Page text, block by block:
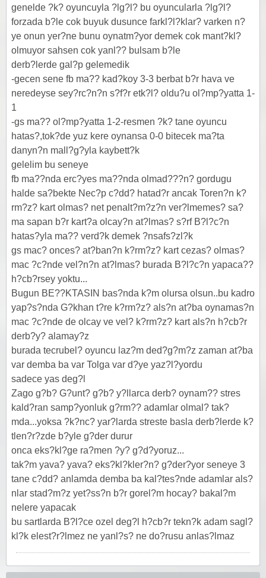
genelde ?k? oyuncuyla ?lg?l? bu oyuncularla ?lg?l?
forzada b?le cok buyuk dusunce farkl?l?klar? varken n?
ye onun yer?ne bunu oynatm?yor demek cok mant?kl?
olmuyor sahsen cok yanl?? bulsam b?le
derb?lerde gal?p gelemedik
-gecen sene fb ma?? kad?koy 3-3 berbat b?r hava ve
neredeyse sey?rc?n?n s?f?r etk?l? oldu?u ol?mp?yatta 1-
1
-gs ma?? ol?mp?yatta 1-2-resmen ?k? tane oyuncu
hatas?,tok?de yuz kere oynansa 0-0 bitecek ma?ta
danyn?n mall?g?yla kaybett?k
gelelim bu seneye
fb ma??nda erc?yes ma??nda olmad???n? gordugu
halde sa?bekte Nec?p c?dd? hatad?r ancak Toren?n k?
rm?z? kart olmas? net penalt?m?z?n ver?lmemes? sa?
ma sapan b?r kart?a olcay?n at?lmas? s?rf B?l?c?n
hatas?yla ma?? verd?k demek ?nsafs?zl?k
gs mac? onces? at?ban?n k?rm?z? kart cezas? olmas?
mac ?c?nde vel?n?n at?lmas? burada B?l?c?n yapaca??
h?cb?rsey yoktu...
Bugun BE??KTASIN bas?nda k?m olursa olsun..bu kadro
yap?s?nda G?khan t?re k?rm?z? als?n at?ba oynamas?n
mac ?c?nde de olcay ve vel? k?rm?z? kart als?n h?cb?r
derb?y? alamay?z
burada tecrubel? oyuncu laz?m ded?g?m?z zaman at?ba
var demba ba var Tolga var d?ye yaz?l?yordu
sadece yas deg?l
Zago g?b? G?unt? g?b? y?llarca derb? oynam?? stres
kald?ran samp?yonluk g?rm?? adamlar olmal? tak?
mda...yoksa ?k?nc? yar?larda streste basla derb?lerde k?
tlen?r?zde b?yle g?der durur
onca eks?kl?ge ra?men ?y? g?d?yoruz...
tak?m yava? yava? eks?kl?kler?n? g?der?yor seneye 3
tane c?dd? anlamda demba ba kal?tes?nde adamlar als?
nlar stad?m?z yet?ss?n b?r gorel?m hocay? bakal?m
nelere yapacak
bu sartlarda B?l?ce ozel deg?l h?cb?r tekn?k adam sagl?
kl?k elest?r?lmez ne yanl?s? ne do?rusu anlas?lmaz